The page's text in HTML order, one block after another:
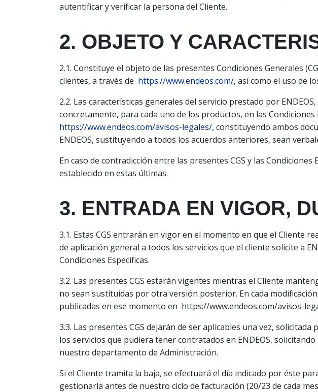
autentificar y verificar la persona del Cliente.
2. OBJETO Y
2.1. Constituye el objeto de las presentes Condiciones Generales
clientes, a través de https://www.endeos.com/, así como el uso de
2.2. Las características generales del servicio prestado por
concretamente, para cada uno de los productos, en las
https://www.endeos.com/avisos-legales/, constituyendo ambos
ENDEOS, sustituyendo a todos los acuerdos anteriores, sean
En caso de contradicción entre las presentes CGS y las
establecido en estas últimas.
3. ENTRADA EN VIGOR,
3.1. Estas CGS entrarán en vigor en el momento en que el Cliente
de aplicación general a todos los servicios que el cliente solicite a
Condiciones Específicas.
3.2. Las presentes CGS estarán vigentes mientras el Cliente
no sean sustituidas por otra versión posterior. En cada
publicadas en ese momento en https://www.endeos.com/avisos-
3.3. Las presentes CGS dejarán de ser aplicables una vez,
los servicios que pudiera tener contratados en ENDEOS,
nuestro departamento de Administración.
Si el Cliente tramita la baja, se efectuará el día indicado por éste
gestionarla antes de nuestro ciclo de facturación (20/23 de cada